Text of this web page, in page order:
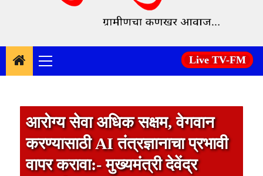
Primary
Menu
Live TV-FM
आरोग्य सेवा अधिक सक्षम, वेगवान
करण्यासाठी AI तंत्रज्ञानाचा प्रभावी
वापर करावा:- मुख्यमंत्री देवेंद्र